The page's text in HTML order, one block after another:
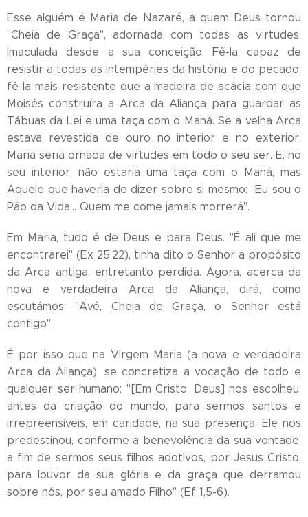
Esse alguém é Maria de Nazaré, a quem Deus tornou
"Cheia de Graça", adornada com todas as virtudes,
Imaculada desde a sua conceição. Fê-la capaz de
resistir a todas as intempéries da história e do pecado;
fê-la mais resistente que a madeira de acácia com que
Moisés construíra a Arca da Aliança para guardar as
Tábuas da Lei e uma taça com o Maná. Se a velha Arca
estava revestida de ouro no interior e no exterior,
Maria seria ornada de virtudes em todo o seu ser. E, no
seu interior, não estaria uma taça com o Maná, mas
Aquele que haveria de dizer sobre si mesmo: "Eu sou o
Pão da Vida… Quem me come jamais morrerá".
Em Maria, tudo é de Deus e para Deus. "É ali que me
encontrarei" (Ex 25,22), tinha dito o Senhor a propósito
da Arca antiga, entretanto perdida. Agora, acerca da
nova e verdadeira Arca da Aliança, dirá, como
escutámos: "Avé, Cheia de Graça, o Senhor está
contigo".
É por isso que na Virgem Maria (a nova e verdadeira
Arca da Aliança), se concretiza a vocação de todo e
qualquer ser humano: "[Em Cristo, Deus] nos escolheu,
antes da criação do mundo, para sermos santos e
irrepreensíveis, em caridade, na sua presença. Ele nos
predestinou, conforme a benevolência da sua vontade,
a fim de sermos seus filhos adotivos, por Jesus Cristo,
para louvor da sua glória e da graça que derramou
sobre nós, por seu amado Filho" (Ef 1,5-6).